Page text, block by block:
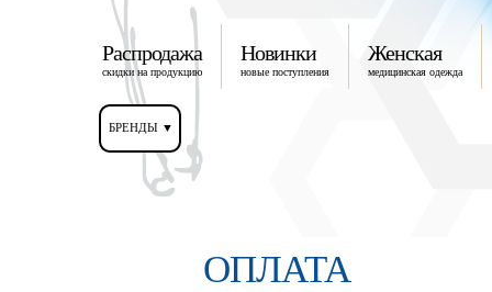
Распродажа
скидки на продукцию
Новинки
новые поступления
Женская
медицинская одежда
БРЕНДЫ ▼
ОПЛАТА